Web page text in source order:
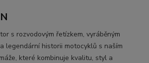
s rozvodovým řetízkem, vyráběným
legendární historii motocyklů s naším
které kombinuje kvalitu, styl a